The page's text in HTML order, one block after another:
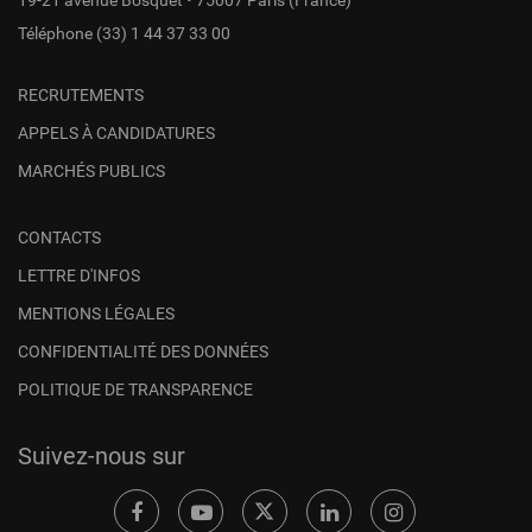
Téléphone (33) 1 44 37 33 00
RECRUTEMENTS
APPELS À CANDIDATURES
MARCHÉS PUBLICS
CONTACTS
LETTRE D'INFOS
MENTIONS LÉGALES
CONFIDENTIALITÉ DES DONNÉES
POLITIQUE DE TRANSPARENCE
Suivez-nous sur